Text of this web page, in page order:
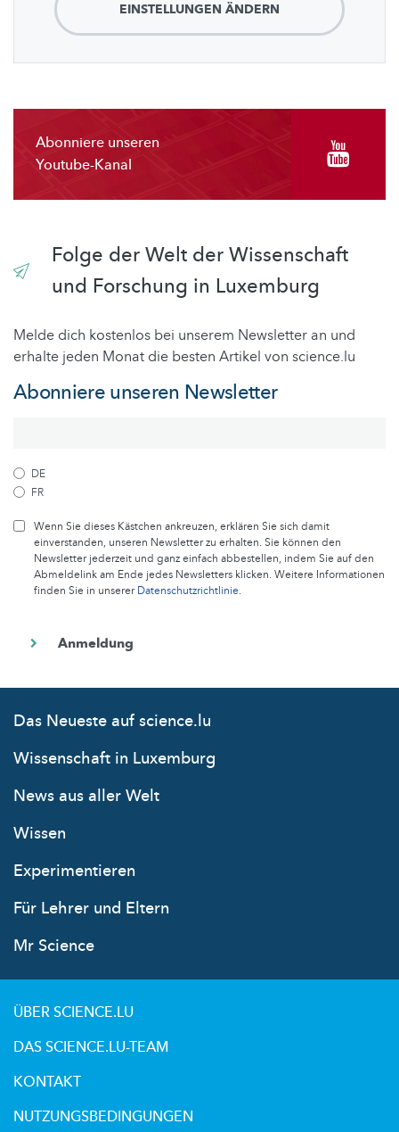
EINSTELLUNGEN ÄNDERN
Abonniere unseren
Youtube-Kanal
Folge der Welt der Wissenschaft
und Forschung in Luxemburg
Melde dich kostenlos bei unserem Newsletter an und
erhalte jeden Monat die besten Artikel von science.lu
Abonniere unseren Newsletter
DE
FR
Wenn Sie dieses Kästchen ankreuzen, erklären Sie sich damit
einverstanden, unseren Newsletter zu erhalten. Sie können den
Newsletter jederzeit und ganz einfach abbestellen, indem Sie auf den
Abmeldelink am Ende jedes Newsletters klicken. Weitere Informationen
finden Sie in unsererDatenschutzrichtlinie.
Das Neueste auf science.lu
Wissenschaft in Luxemburg
News aus aller Welt
Wissen
Experimentieren
Für Lehrer und Eltern
Mr Science
ÜBER SCIENCE.LU
DAS SCIENCE.LU-TEAM
KONTAKT
NUTZUNGSBEDINGUNGEN